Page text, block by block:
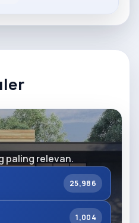
paling relevan.
25,986
1,004